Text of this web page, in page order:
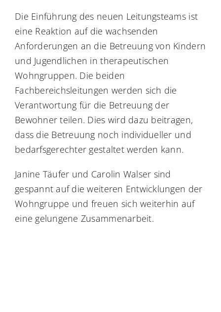
Die Einführung des neuen Leitungsteams ist
eine Reaktion auf die wachsenden
Anforderungen an die Betreuung von Kindern
und Jugendlichen in therapeutischen
Wohngruppen. Die beiden
Fachbereichsleitungen werden sich die
Verantwortung für die Betreuung der
Bewohner teilen. Dies wird dazu beitragen,
dass die Betreuung noch individueller und
bedarfsgerechter gestaltet werden kann.
Janine Täufer und Carolin Walser sind
gespannt auf die weiteren Entwicklungen der
Wohngruppe und freuen sich weiterhin auf
eine gelungene Zusammenarbeit.